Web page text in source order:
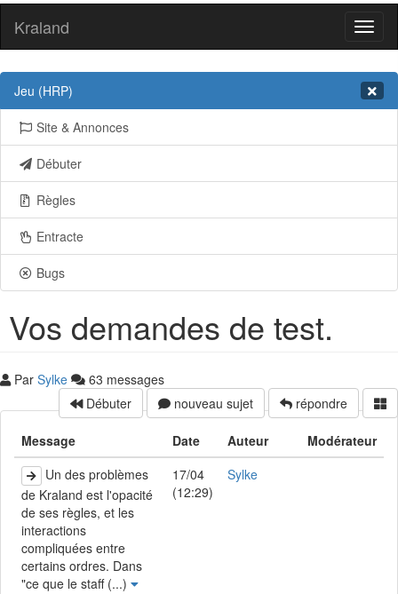
Kraland
Jeu (HRP)
Site & Annonces
Débuter
Règles
Entracte
Bugs
Vos demandes de test.
Par Sylke
63 messages
Débuter
nouveau sujet répondre
Message Date Auteur
Modérateur
Un des problèmes
de Kraland est l'opacité
de ses règles, et les
interactions
compliquées entre
certains ordres. Dans
"ce que le staff (...)
17/04
(12:29)
Sylke